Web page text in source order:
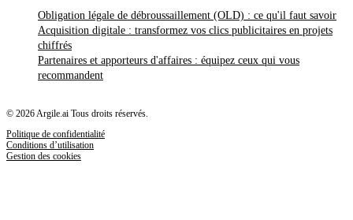
Obligation légale de débroussaillement (OLD) : ce qu'il faut savoir
Acquisition digitale : transformez vos clics publicitaires en projets
chiffrés
Partenaires et apporteurs d'affaires : équipez ceux qui vous
recommandent
© 2026 Argile.ai Tous droits réservés.
Politique de confidentialité
Conditions d’utilisation
Gestion des cookies